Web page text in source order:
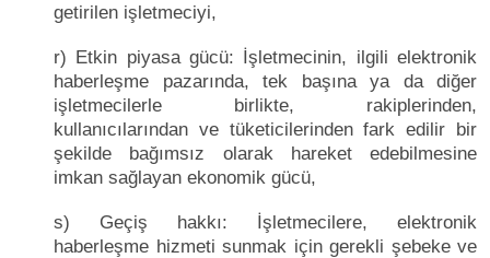
getirilen işletmeciyi,
r) Etkin piyasa gücü: İşletmecinin, ilgili elektronik
haberleşme pazarında, tek başına ya da diğer
işletmecilerle birlikte, rakiplerinden,
kullanıcılarından ve tüketicilerinden fark edilir bir
şekilde bağımsız olarak hareket edebilmesine
imkan sağlayan ekonomik gücü,
s) Geçiş hakkı: İşletmecilere, elektronik
haberleşme hizmeti sunmak için gerekli şebeke ve